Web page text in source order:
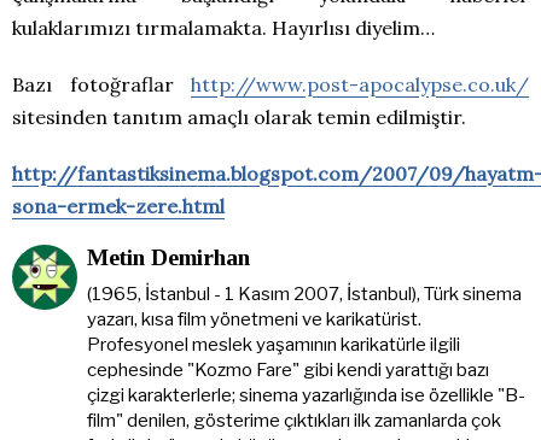
kulaklarımızı tırmalamakta. Hayırlısı diyelim…
Bazı fotoğraflar http://www.post-apocalypse.co.uk/
sitesinden tanıtım amaçlı olarak temin edilmiştir.
http://fantastiksinema.blogspot.com/2007/09/
sona-ermek-zere.html
Metin Demirhan
(1965, İstanbul - 1 Kasım 2007, İstanbul), Türk sinema
yazarı, kısa film yönetmeni ve karikatürist.
Profesyonel meslek yaşamının karikatürle ilgili
cephesinde "Kozmo Fare" gibi kendi yarattığı bazı
çizgi karakterlerle; sinema yazarlığında ise özellikle "B-
film" denilen, gösterime çıktıkları ilk zamanlarda çok